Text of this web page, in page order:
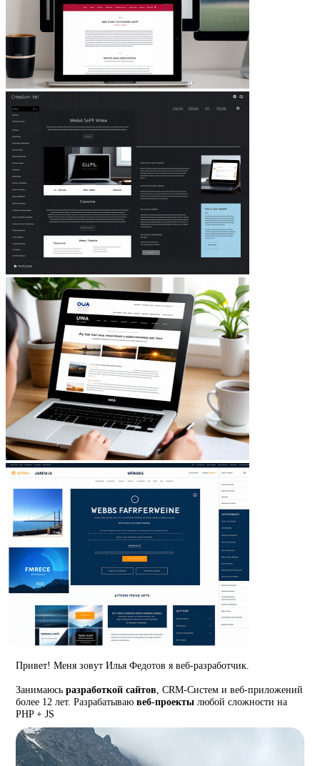
Привет! Меня зовут Илья Федотов я веб-разработчик.
Занимаюсьразработкой сайтов , CRM-Систем и веб-приложений
более 12 лет. Разрабатываювеб-проекты любой сложности на
PHP + JS